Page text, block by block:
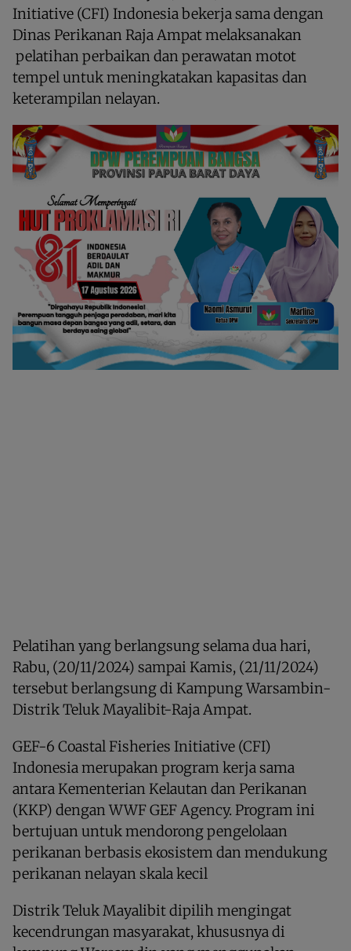
Initiative (CFI) Indonesia bekerja sama dengan
Dinas Perikanan Raja Ampat melaksanakan
pelatihan perbaikan dan perawatan motot
tempel untuk meningkatakan kapasitas dan
keterampilan nelayan.
Pelatihan yang berlangsung selama dua hari,
Rabu, (20/11/2024) sampai Kamis, (21/11/2024)
tersebut berlangsung di Kampung Warsambin-
Distrik Teluk Mayalibit-Raja Ampat.
GEF-6 Coastal Fisheries Initiative (CFI)
Indonesia merupakan program kerja sama
antara Kementerian Kelautan dan Perikanan
(KKP) dengan WWF GEF Agency. Program ini
bertujuan untuk mendorong pengelolaan
perikanan berbasis ekosistem dan mendukung
perikanan nelayan skala kecil
Distrik Teluk Mayalibit dipilih mengingat
kecendrungan masyarakat, khususnya di